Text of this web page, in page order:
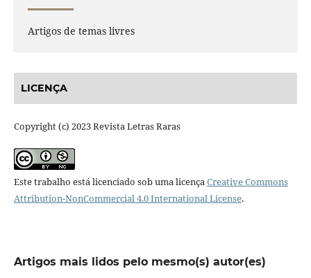
Artigos de temas livres
LICENÇA
Copyright (c) 2023 Revista Letras Raras
Este trabalho está licenciado sob uma licençaCreative Commons
Attribution-NonCommercial 4.0 International License.
Artigos mais lidos pelo mesmo(s) autor(es)